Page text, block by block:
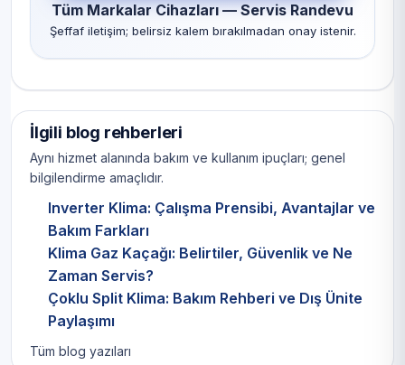
Tüm Markalar Cihazları — Servis Randevu
Şeffaf iletişim; belirsiz kalem bırakılmadan onay istenir.
İlgili blog rehberleri
Aynı hizmet alanında bakım ve kullanım ipuçları; genel
bilgilendirme amaçlıdır.
Inverter Klima: Çalışma Prensibi, Avantajlar ve
Bakım Farkları
Klima Gaz Kaçağı: Belirtiler, Güvenlik ve Ne
Zaman Servis?
Çoklu Split Klima: Bakım Rehberi ve Dış Ünite
Paylaşımı
Tüm blog yazıları